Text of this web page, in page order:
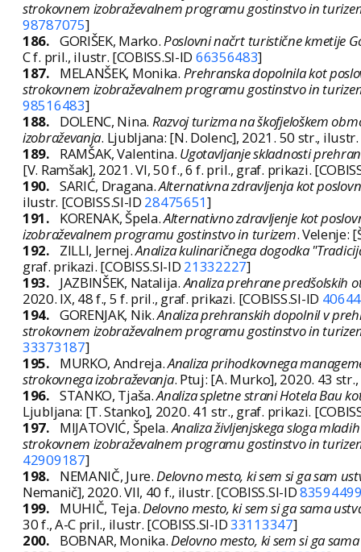
strokovnem izobraževalnem programu gostinstvo in
98787075]
186. GORIŠEK, Marko.Poslovni načrt turistične kmetije
C f. pril., ilustr. [COBISS.SI-ID 66356483]
187.
MELANŠEK, Monika. Prehranska dopolnila kot
strokovnem izobraževalnem programu gostinstvo in
98516483]
188.
DOLENC, Nina. Razvoj turizma na škofjeloškem
izobraževanja. Ljubljana: [N. Dolenc], 2021. 50 str., ilustr.
189.
RAMŠAK, Valentina. Ugotavljanje skladnosti
[V. Ramšak], 2021. VI, 50 f., 6 f. pril., graf. prikazi.
190. SARIĆ, Dragana.Alternativna zdravljenja kot
ilustr. [COBISS.SI-ID 28475651]
191.
KORENAK, Špela.Alternativno zdravljenje kot
izobraževalnem programu gostinstvo in turizem. Velenje:
192.
ZILLI, Jernej.Analiza kulinaričnega dogodka
graf. prikazi. [COBISS.SI-ID 21332227]
193.
JAZBINŠEK, Natalija.Analiza prehrane predšolskih
2020. IX, 48 f., 5 f. pril., graf. prikazi. [COBISS.SI-ID
194. GORENJAK, Nik.Analiza prehranskih dopolnil v
strokovnem izobraževalnem programu gostinstvo in
33373187]
195.
MURKO, Andreja.Analiza prihodkovnega
strokovnega izobraževanja. Ptuj: [A. Murko], 2020. 43
196. STANKO, Tjaša.Analiza spletne strani Hotela Bau
Ljubljana: [T. Stanko], 2020. 41 str., graf. prikazi.
197.
MIJATOVIĆ, Špela.Analiza življenjskega sloga
strokovnem izobraževalnem programu gostinstvo in
42909187]
198.
NEMANIČ, Jure.Delovno mesto, ki sem si ga sam
Nemanič], 2020. VII, 40 f., ilustr. [COBISS.SI-ID
199.
MUHIČ, Teja.Delovno mesto, ki sem si ga sama
30 f., A-C pril., ilustr. [COBISS.SI-ID33113347]
200.
BOBNAR, Monika.Delovno mesto, ki sem si ga